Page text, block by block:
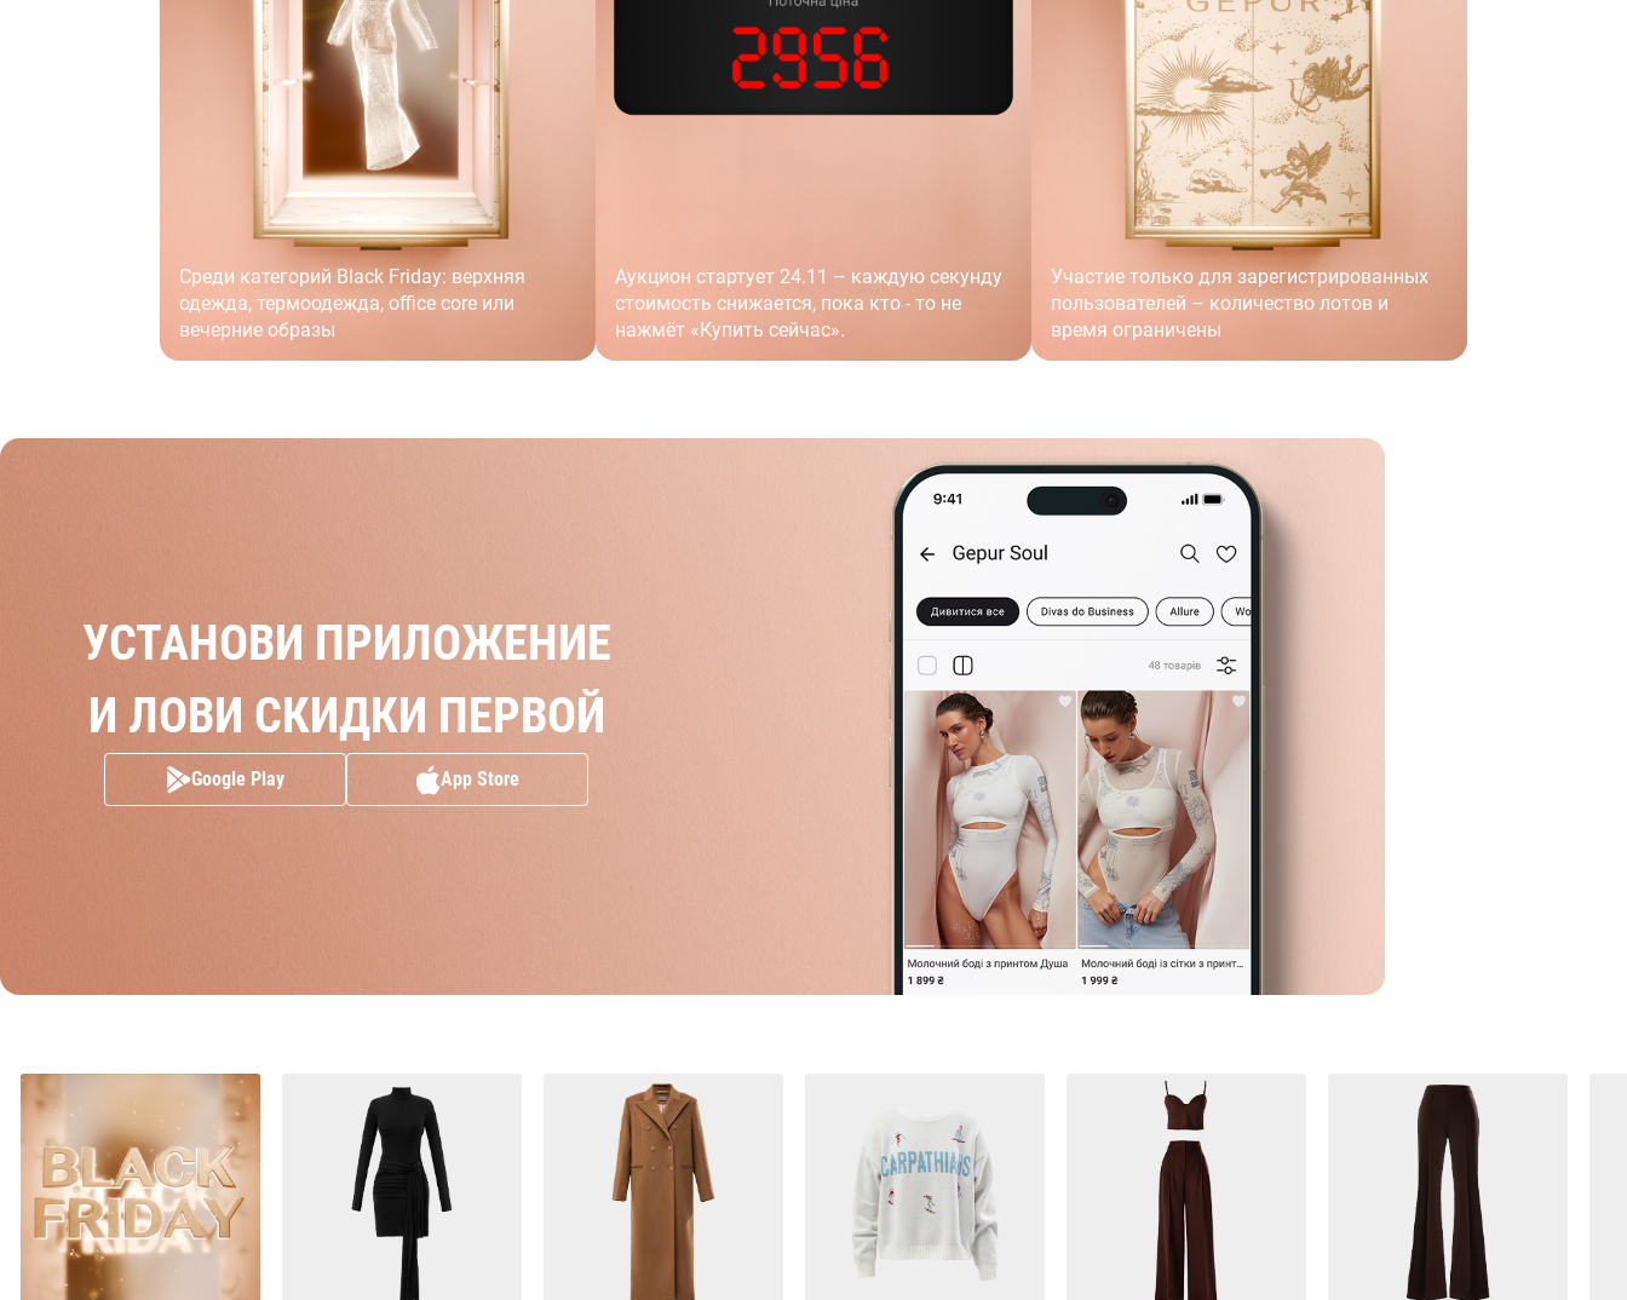
Среди категорий Black Friday: верхняя
одежда, термоодежда, office core или
вечерние образы
Аукцион стартует 24.11 – каждую секунду
стоимость снижается, пока кто - то не
нажмёт «Купить сейчас».
Участие только для зарегистрированных
пользователей – количество лотов и
время ограничены
УСТАНОВИ ПРИЛОЖЕНИЕ
И ЛОВИ СКИДКИ ПЕРВОЙ
Google Play App Store